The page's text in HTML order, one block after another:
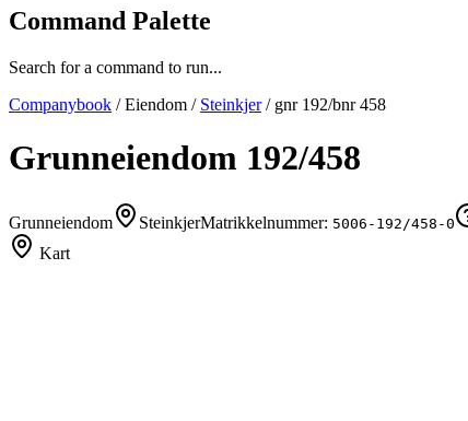
Command Palette
Search for a command to run...
Companybook /Eiendom / Steinkjer/ gnr 192/bnr458
Grunneiendom 192/458
Grunneiendom SteinkjerMatrikkelnummer: 5006-192/458-0
Kart